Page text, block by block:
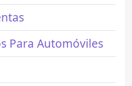
Para Automóviles